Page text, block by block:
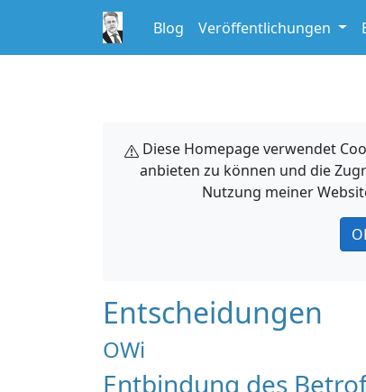
Blog Veröffentlichungen
Diese Homepage verwendet
anbieten zu können und die
Nutzung meiner
Entscheidungen
OWi
Entbindung des